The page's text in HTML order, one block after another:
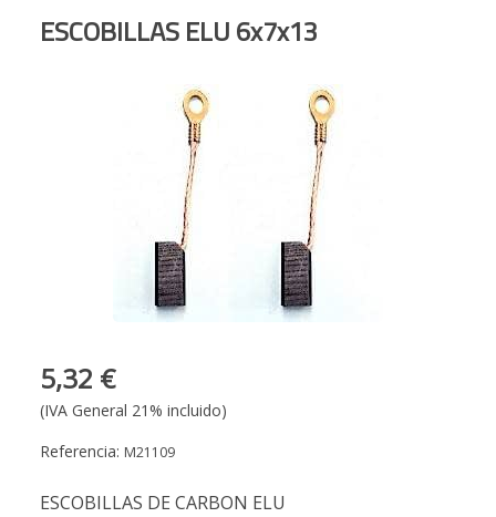
ESCOBILLAS ELU 6x7x13
5,32 €
(IVA General 21% incluido)
Referencia: M21109
ESCOBILLAS DE CARBON ELU